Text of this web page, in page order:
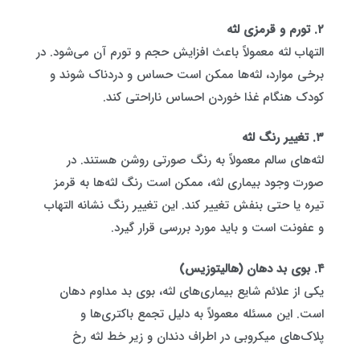
۲. تورم و قرمزی لثه
التهاب لثه معمولاً باعث افزایش حجم و تورم آن می‌شود. در
برخی موارد، لثه‌ها ممکن است حساس و دردناک شوند و
کودک هنگام غذا خوردن احساس ناراحتی کند.
۳. تغییر رنگ لثه
لثه‌های سالم معمولاً به رنگ صورتی روشن هستند. در
صورت وجود بیماری لثه، ممکن است رنگ لثه‌ها به قرمز
تیره یا حتی بنفش تغییر کند. این تغییر رنگ نشانه التهاب
و عفونت است و باید مورد بررسی قرار گیرد.
۴. بوی بد دهان (هالیتوزیس)
یکی از علائم شایع بیماری‌های لثه، بوی بد مداوم دهان
است. این مسئله معمولاً به دلیل تجمع باکتری‌ها و
پلاک‌های میکروبی در اطراف دندان و زیر خط لثه رخ